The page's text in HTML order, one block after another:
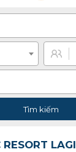
Tìm kiếm
LAGI